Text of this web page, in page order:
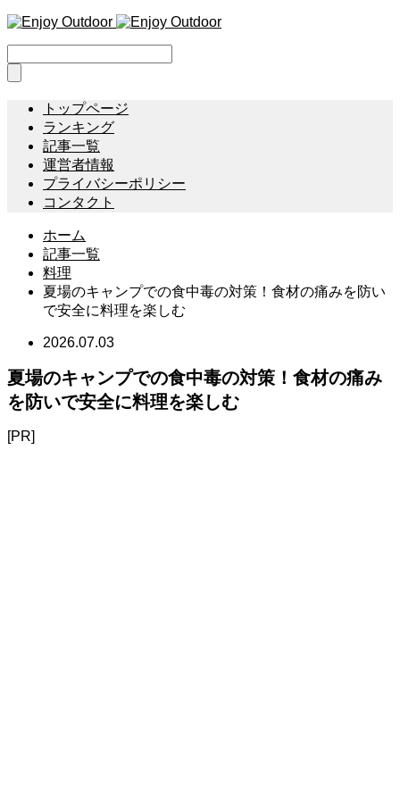
トップページ
ランキング
記事一覧
運営者情報
プライバシーポリシー
コンタクト
ホーム
記事一覧
料理
夏場のキャンプでの食中毒の対策！食材の痛みを防い
で安全に料理を楽しむ
2026.07.03
夏場のキャンプでの食中毒の対策！食材の痛み
を防いで安全に料理を楽しむ
[PR]